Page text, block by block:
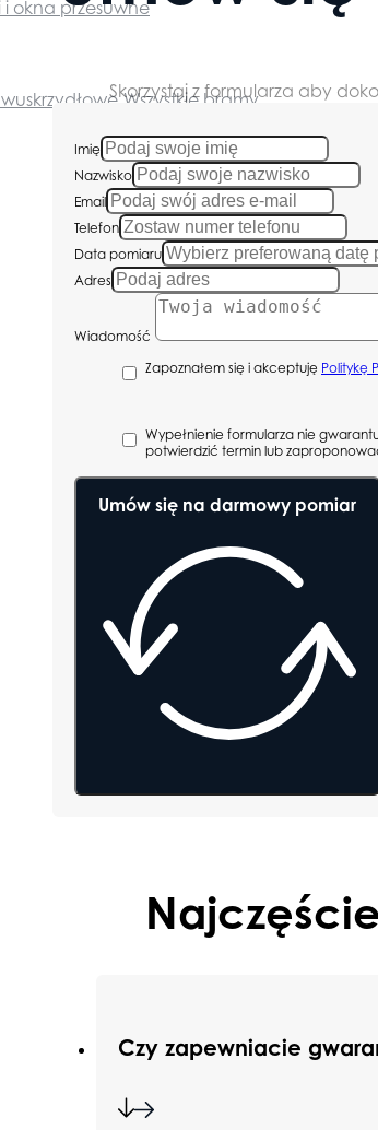
i okna przesuwne
Wszystkie bramy
Skorzystaj z formularza aby
Imię
Nazwisko
Email
Telefon
Data pomiaru
Adres
Wiadomość
Zapoznałem się i akceptuję Politykę
Wypełnienie formularza nie
potwierdzić termin lub
Umów się na darmowy pomiar
Czy zapewniacie